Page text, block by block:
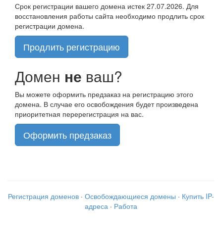
Срок регистрации вашего домена истек 27.07.2026. Для
восстановления работы сайта необходимо продлить срок
регистрации домена.
Продлить регистрацию
Домен не ваш?
Вы можете оформить предзаказ на регистрацию этого
домена. В случае его освобождения будет произведена
приоритетная перерегистрация на вас.
Оформить предзаказ
Регистрация доменов · Освобождающиеся домены · Купить IP-
адреса · Работа